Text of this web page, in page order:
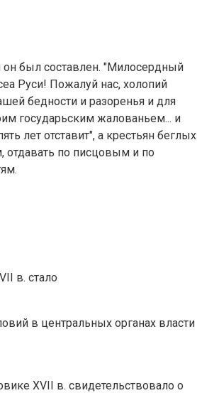
он был составлен. "Милосердный
Руси! Пожалуй нас, холопий
бедности и разоренья и для
государьским жалованьем... и
лет отставит", а крестьян беглых
по писцовым и по
в. стало
в центральных органах власти
XVII в. свидетельствовало о